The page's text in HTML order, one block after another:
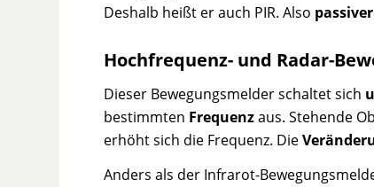
Deshalb heißt er auch PIR. Also passiver
Hochfrequenz- und Radar-
Dieser Bewegungsmelder schaltet sich
bestimmten Frequenzaus. Stehende
erhöht sich die Frequenz. Die
Anders als der Infrarot-